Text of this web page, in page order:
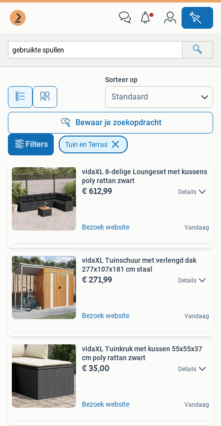
Alle afstanden…
Sorteer op
Bewaar je zoekopdracht
Filters Tuin en Terras
vidaXL 8-delige Loungeset met kussens
poly rattan zwart
€ 612,99 Details
Bezoek website Vandaag
vidaXL Tuinschuur met verlengd dak
277x107x181 cm staal
€ 271,99 Details
Bezoek website Vandaag
vidaXL Tuinkruk met kussen 55x55x37
cm poly rattan zwart
€ 35,00 Details
Bezoek website Vandaag